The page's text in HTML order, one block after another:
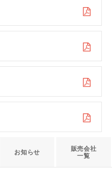
お知らせ
販売会社
一覧